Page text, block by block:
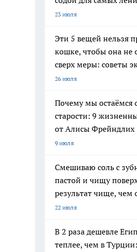
23 июля
Эти 5 вещей нельзя
кошке, чтобы она не
сверх меры: советы
26 июля
Почему мы остаёмся
старости: 9
от Алисы Фрейндлих
9 июля
Смешиваю соль с
пастой и чищу
результат чище, чем
22 июля
В 2 раза дешевле
теплее, чем в